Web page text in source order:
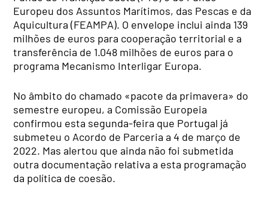
Europeu dos Assuntos Marítimos, das Pescas e da
Aquicultura (FEAMPA). O envelope inclui ainda 139
milhões de euros para cooperação territorial e a
transferência de 1.048 milhões de euros para o
programa Mecanismo Interligar Europa.
No âmbito do chamado «pacote da primavera» do
semestre europeu, a Comissão Europeia
confirmou esta segunda-feira que Portugal já
submeteu o Acordo de Parceria a 4 de março de
2022. Mas alertou que ainda não foi submetida
outra documentação relativa a esta programação
da política de coesão.